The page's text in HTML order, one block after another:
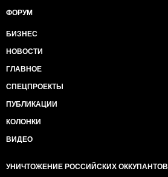
ФОРУМ
БИЗНЕС
НОВОСТИ
ГЛАВНОЕ
СПЕЦПРОЕКТЫ
ПУБЛИКАЦИИ
КОЛОНКИ
ВИДЕО
УНИЧТОЖЕНИЕ РОССИЙСКИХ ОККУПАНТОВ